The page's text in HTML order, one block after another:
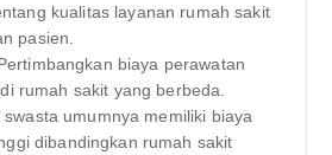
kualitas layanan rumah sakit
pasien.
biaya perawatan
rumah sakit yang berbeda.
swasta umumnya memiliki biaya
dibandingkan rumah sakit